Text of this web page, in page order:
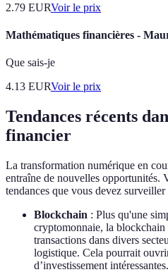
2.79 EURVoir le prix
Mathématiques financières -
Que sais-je
4.13 EURVoir le prix
Tendances récents
financier
La transformation numérique en
entraîne de nouvelles opportunités.
tendances que vous devez surveiller
Blockchain : Plus qu'une
cryptomonnaie, la blockchain
transactions dans divers
logistique. Cela pourrait
d’investissement intéressantes.